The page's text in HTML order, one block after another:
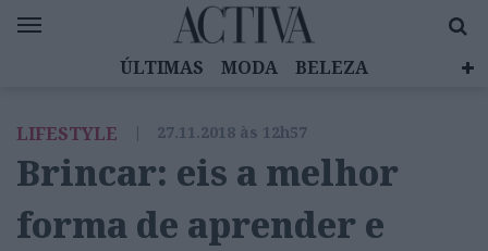
ÚLTIMAS MODA
BELEZA
EMOÇÕES
MULHERES INSPIRADORAS
DIZ QUEM SABE
ACTIVA BRAND STUDIO
LIFESTYLE | 27.11.2018 às 12h57
Brincar: eis a melhor
forma de aprender e